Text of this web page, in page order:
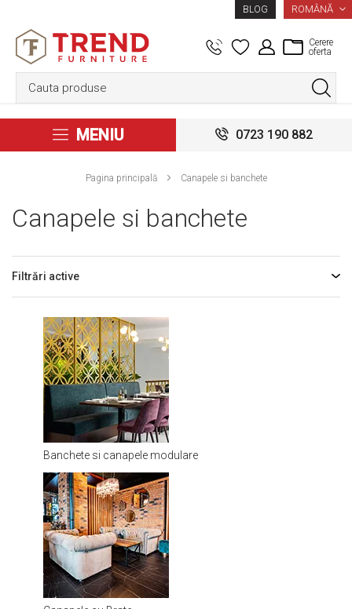
BLOG LIMBA
ROMÂNĂ
Cerere
oferta
MENIU 0723 190 882
Pagina principală Canapele si banchete
Canapele si banchete
Banchete si canapele modulare
Filtrări active